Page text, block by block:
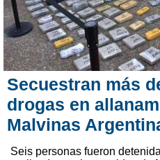
Secuestran más
drogas en
Malvinas
Seis personas fueron